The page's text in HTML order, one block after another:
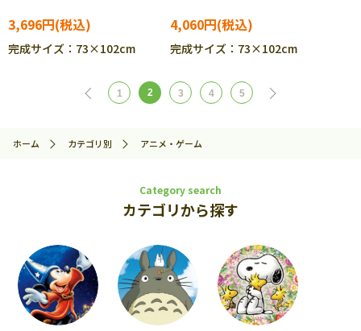
3,696円
完成サイズ：73×102cm
4,060円
完成サイズ：73×102cm
1 2 3 4 5
ホーム カテゴリ別 アニメ・ゲーム
Category search
カテゴリから探す